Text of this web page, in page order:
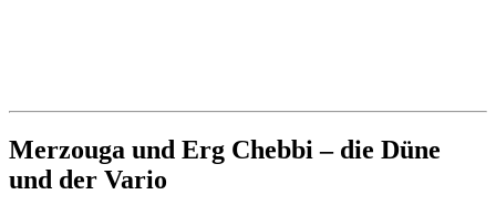
Merzouga und Erg Chebbi – die Düne
und der Vario